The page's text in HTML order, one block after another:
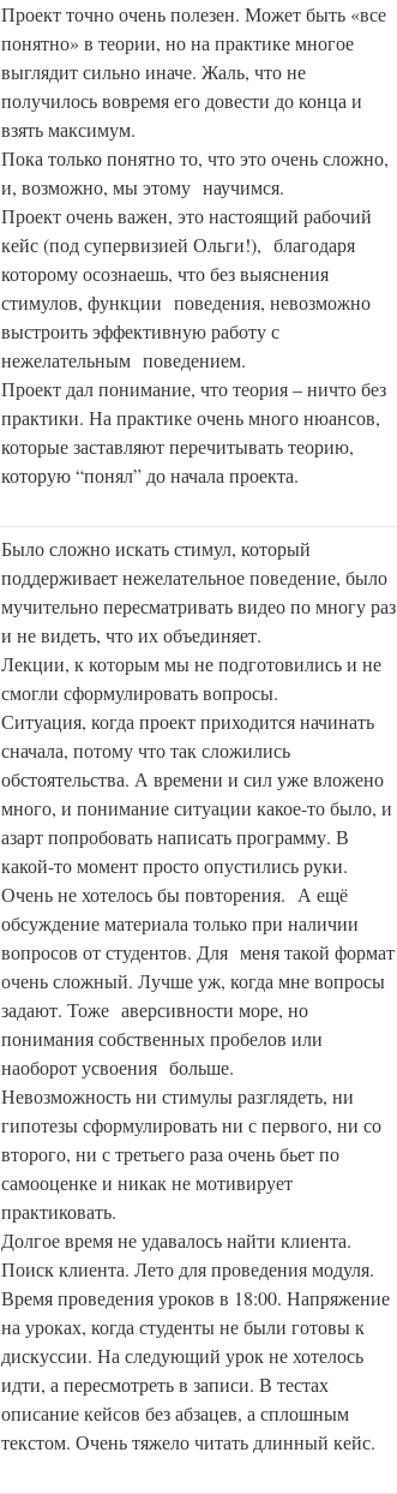
Проект точно очень полезен. Может быть «все
понятно» в теории, но на практике многое
выглядит сильно иначе. Жаль, что не
получилось вовремя его довести до конца и
взять максимум.
Пока только понятно то, что это очень сложно,
и, возможно, мы этому научимся.
Проект очень важен, это настоящий рабочий
кейс (под супервизией Ольги!), благодаря
которому осознаешь, что без выяснения
стимулов, функции поведения, невозможно
выстроить эффективную работу с
нежелательным поведением.
Проект дал понимание, что теория – ничто без
практики. На практике очень много нюансов,
которые заставляют перечитывать теорию,
которую “понял” до начала проекта.
Было сложно искать стимул, который
поддерживает нежелательное поведение, было
мучительно пересматривать видео по многу раз
и не видеть, что их объединяет.
Лекции, к которым мы не подготовились и не
смогли сформулировать вопросы.
Ситуация, когда проект приходится начинать
сначала, потому что так сложились
обстоятельства. А времени и сил уже вложено
много, и понимание ситуации какое-то было, и
азарт попробовать написать программу. В
какой-то момент просто опустились руки.
Очень не хотелось бы повторения. А ещё
обсуждение материала только при наличии
вопросов от студентов. Для меня такой формат
очень сложный. Лучше уж, когда мне вопросы
задают. Тоже аверсивности море, но
понимания собственных пробелов или
наоборот усвоения больше.
Невозможность ни стимулы разглядеть, ни
гипотезы сформулировать ни с первого, ни со
второго, ни с третьего раза очень бьет по
самооценке и никак не мотивирует
практиковать.
Долгое время не удавалось найти клиента.
Поиск клиента. Лето для проведения модуля.
Время проведения уроков в 18:00. Напряжение
на уроках, когда студенты не были готовы к
дискуссии. На следующий урок не хотелось
идти, а пересмотреть в записи. В тестах
описание кейсов без абзацев, а сплошным
текстом. Очень тяжело читать длинный кейс.